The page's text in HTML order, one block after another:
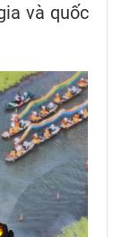
và quốc